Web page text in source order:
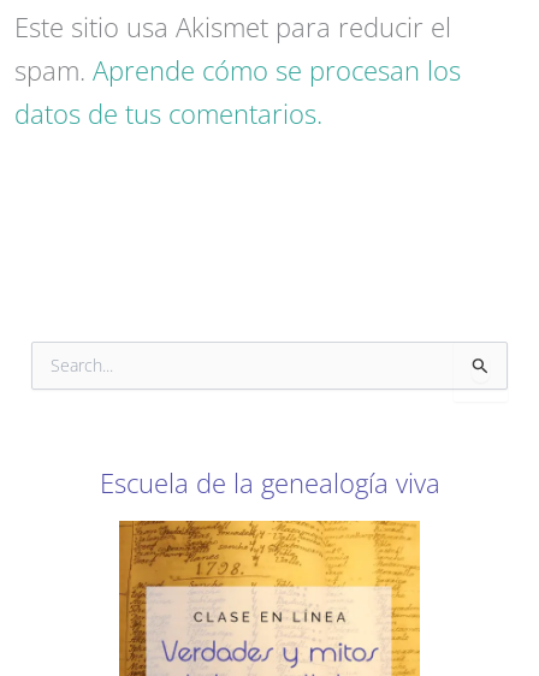
Este sitio usa Akismet para reducir el
spam.Aprende cómo se procesan los
datos de tus comentarios.
Escuela de la genealogía viva